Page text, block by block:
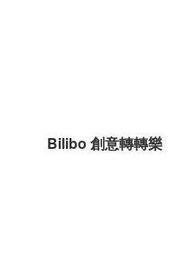
Bilibo 創意轉轉樂